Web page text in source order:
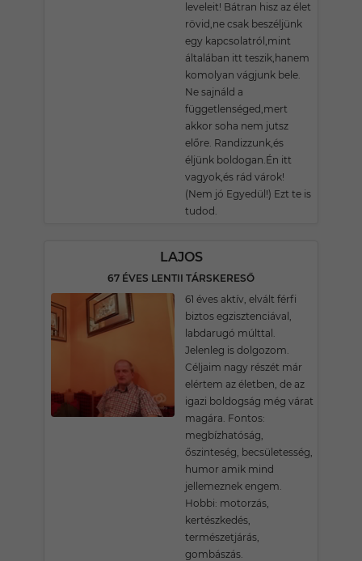
leveleit! Bátran hisz az élet
rövid,ne csak beszéljünk
egy kapcsolatról,mint
általában itt teszik,hanem
komolyan vágjunk bele.
Ne sajnáld a
függetlenséged,mert
akkor soha nem jutsz
előre. Randizzunk,és
éljünk boldogan.Én itt
vagyok,és rád várok!
(Nem jó Egyedül!) Ezt te is
tudod.
LAJOS
67 ÉVES LENTII TÁRSKERESŐ
61 éves aktív, elvált férfi
biztos egzisztenciával,
labdarugó múlttal.
Jelenleg is dolgozom.
Céljaim nagy részét már
elértem az életben, de az
igazi boldogság még várat
magára. Fontos:
megbízhatóság,
őszinteség, becsületesség,
humor amik mind
jellemeznek engem.
Hobbi: motorzás,
kertészkedés,
természetjárás,
gombászás.